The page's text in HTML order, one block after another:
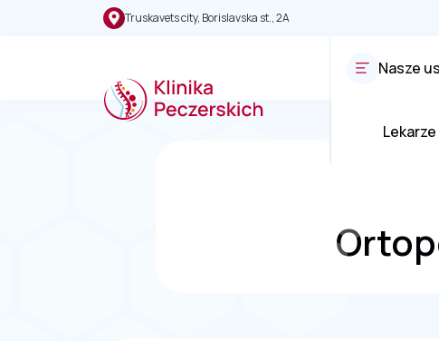
Truskavets city, Borislavska st., 2A
Nasze
Lekarze